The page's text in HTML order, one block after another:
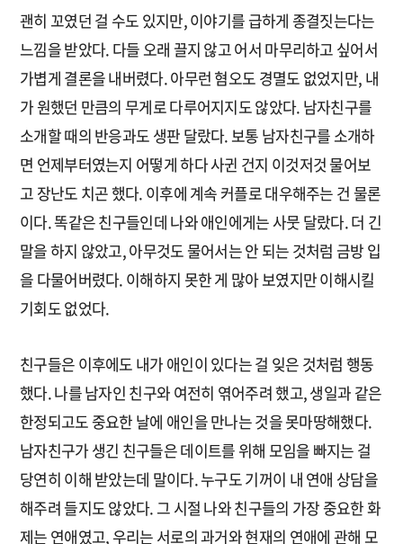
괜히 꼬였던 걸 수도 있지만, 이야기를 급하게 종결짓는다는
느낌을 받았다. 다들 오래 끌지 않고 어서 마무리하고 싶어서
가볍게 결론을 내버렸다. 아무런 혐오도 경멸도 없었지만, 내
가 원했던 만큼의 무게로 다루어지지도 않았다. 남자친구를
소개할 때의 반응과도 생판 달랐다. 보통 남자친구를 소개하
면 언제부터였는지 어떻게 하다 사귄 건지 이것저것 물어보
고 장난도 치곤 했다. 이후에 계속 커플로 대우해주는 건 물론
이다. 똑같은 친구들인데 나와 애인에게는 사뭇 달랐다. 더 긴
말을 하지 않았고, 아무것도 물어서는 안 되는 것처럼 금방 입
을 다물어버렸다. 이해하지 못한 게 많아 보였지만 이해시킬
기회도 없었다.
친구들은 이후에도 내가 애인이 있다는 걸 잊은 것처럼 행동
했다. 나를 남자인 친구와 여전히 엮어주려 했고, 생일과 같은
한정되고도 중요한 날에 애인을 만나는 것을 못마땅해했다.
남자친구가 생긴 친구들은 데이트를 위해 모임을 빠지는 걸
당연히 이해 받았는데 말이다. 누구도 기꺼이 내 연애 상담을
해주려 들지도 않았다. 그 시절 나와 친구들의 가장 중요한 화
제는 연애였고, 우리는 서로의 과거와 현재의 연애에 관해 모